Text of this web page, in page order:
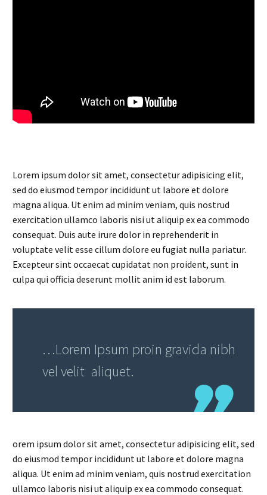
Lorem ipsum dolor sit amet, consectetur adipisicing elit,
sed do eiusmod tempor incididunt ut labore et dolore
magna aliqua. Ut enim ad minim veniam, quis nostrud
exercitation ullamco laboris nisi ut aliquip ex ea commodo
consequat. Duis aute irure dolor in reprehenderit in
voluptate velit esse cillum dolore eu fugiat nulla pariatur.
Excepteur sint occaecat cupidatat non proident, sunt in
culpa qui officia deserunt mollit anim id est laborum.
…Lorem Ipsum proin gravida nibh
vel velit aliquet.
orem ipsum dolor sit amet, consectetur adipisicing elit, sed
do eiusmod tempor incididunt ut labore et dolore magna
aliqua. Ut enim ad minim veniam, quis nostrud exercitation
ullamco laboris nisi ut aliquip ex ea commodo consequat.